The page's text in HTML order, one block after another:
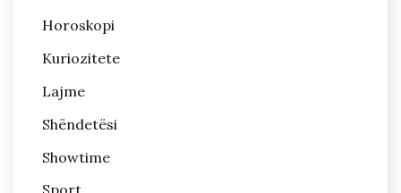
Horoskopi
Kuriozitete
Lajme
Shëndetësi
Showtime